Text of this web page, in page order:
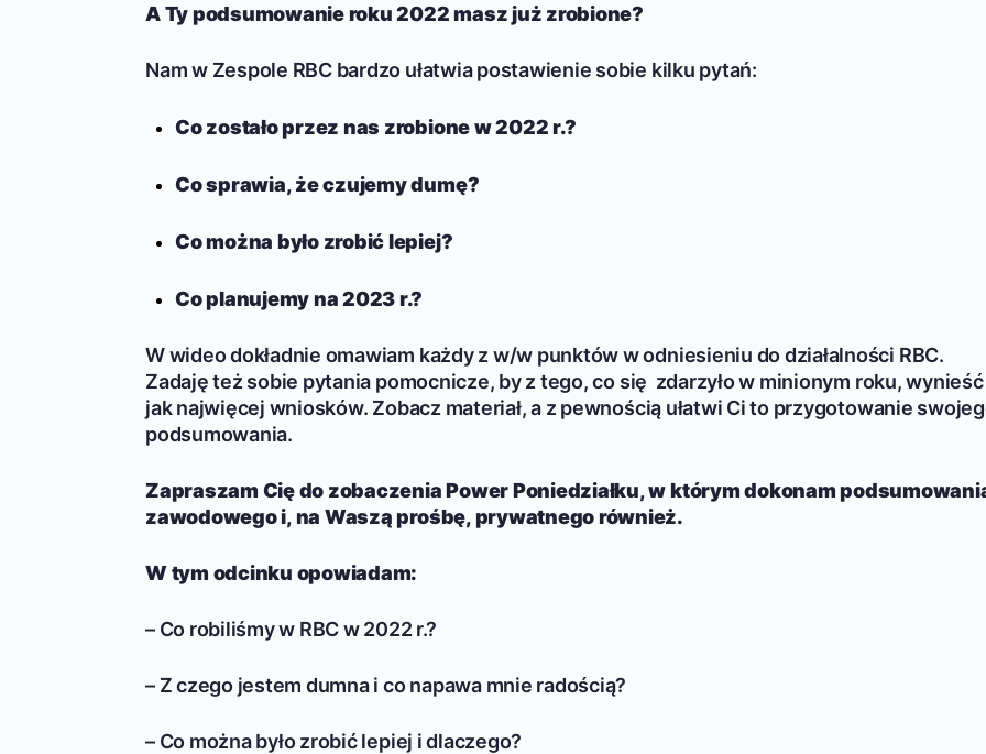
A Ty podsumowanie roku 2022 masz już zrobione?
Nam w Zespole RBC bardzo ułatwia postawienie sobie kilku pytań:
Co zostało przez nas zrobione w 2022 r.?
Co sprawia, że czujemy dumę?
Co można było zrobić lepiej?
Co planujemy na 2023 r.?
W wideo dokładnie omawiam każdy z w/w punktów w odniesieniu do działalności RBC.
Zadaję też sobie pytania pomocnicze, by z tego, co się zdarzyło w minionym roku, wynieść
jak najwięcej wniosków. Zobacz materiał, a z pewnością ułatwi Ci to przygotowanie
podsumowania.
Zapraszam Cię do zobaczenia Power Poniedziałku, w którym dokonam
zawodowego i, na Waszą prośbę, prywatnego również.
W tym odcinku opowiadam:
– Co robiliśmy w RBC w 2022 r.?
– Z czego jestem dumna i co napawa mnie radością?
– Co można było zrobić lepiej i dlaczego?